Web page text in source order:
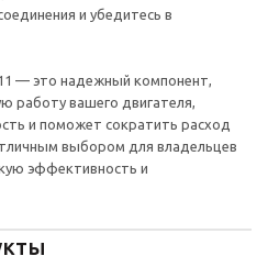
и убедитесь в
11 — это надежный компонент,
работу вашего двигателя,
и поможет сократить расход
выбором для владельцев
эффективность и